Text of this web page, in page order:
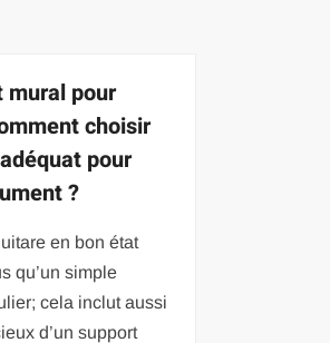
mural pour
choisir
pour
?
en bon état
qu’un simple
cela inclut aussi
d’un support